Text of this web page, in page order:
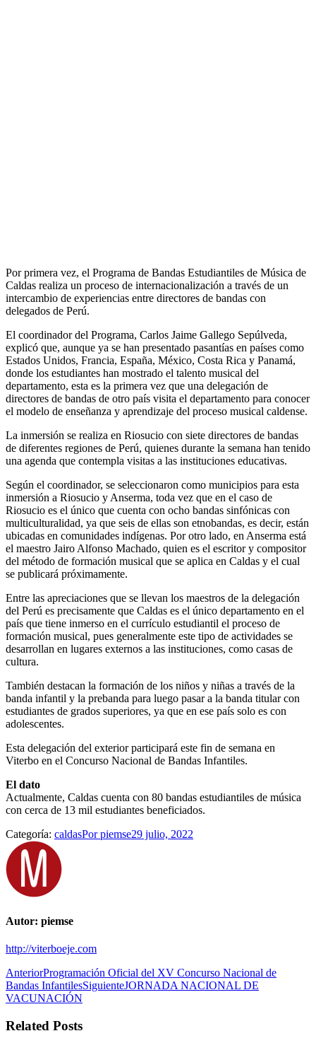
Por primera vez, el Programa de Bandas Estudiantiles de Música de
Caldas realiza un proceso de internacionalización a través de un
intercambio de experiencias entre directores de bandas con
delegados de Perú.
El coordinador del Programa, Carlos Jaime Gallego Sepúlveda,
explicó que, aunque ya se han presentado pasantías en países como
Estados Unidos, Francia, España, México, Costa Rica y Panamá,
donde los estudiantes han mostrado el talento musical del
departamento, esta es la primera vez que una delegación de
directores de bandas de otro país visita el departamento para conocer
el modelo de enseñanza y aprendizaje del proceso musical caldense.
La inmersión se realiza en Riosucio con siete directores de bandas
de diferentes regiones de Perú, quienes durante la semana han tenido
una agenda que contempla visitas a las instituciones educativas.
Según el coordinador, se seleccionaron como municipios para esta
inmersión a Riosucio y Anserma, toda vez que en el caso de
Riosucio es el único que cuenta con ocho bandas sinfónicas con
multiculturalidad, ya que seis de ellas son etnobandas, es decir, están
ubicadas en comunidades indígenas. Por otro lado, en Anserma está
el maestro Jairo Alfonso Machado, quien es el escritor y compositor
del método de formación musical que se aplica en Caldas y el cual
se publicará próximamente.
Entre las apreciaciones que se llevan los maestros de la delegación
del Perú es precisamente que Caldas es el único departamento en el
país que tiene inmerso en el currículo estudiantil el proceso de
formación musical, pues generalmente este tipo de actividades se
desarrollan en lugares externos a las instituciones, como casas de
cultura.
También destacan la formación de los niños y niñas a través de la
banda infantil y la prebanda para luego pasar a la banda titular con
estudiantes de grados superiores, ya que en ese país solo es con
adolescentes.
Esta delegación del exterior participará este fin de semana en
Viterbo en el Concurso Nacional de Bandas Infantiles.
El dato
Actualmente, Caldas cuenta con 80 bandas estudiantiles de música
con cerca de 13 mil estudiantes beneficiados.
Categoría: caldasPorpiemse29 julio, 2022
Autor: piemse
http://viterboeje.com
Navegación
entre
AnteriorPublicación
anterior:
Programación Oficial del XV Concurso Nacional de
Bandas InfantilesSiguientePublicación
JORNADA NACIONAL DE
VACUNACIÓN
Related Posts